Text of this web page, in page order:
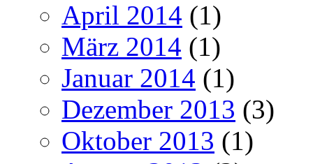
April 2014 (1)
März 2014 (1)
Januar 2014 (1)
Dezember 2013 (3)
Oktober 2013 (1)